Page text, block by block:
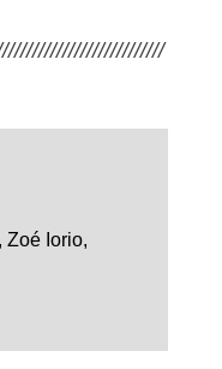
Zoé Iorio,